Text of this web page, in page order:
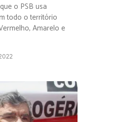
o PSB usa
todo o território
Amarelo e